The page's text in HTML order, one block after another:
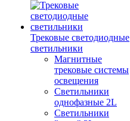
Трековые светодиодные
светильники
Магнитные
трековые системы
освещения
Светильники
однофазные 2L
Светильники